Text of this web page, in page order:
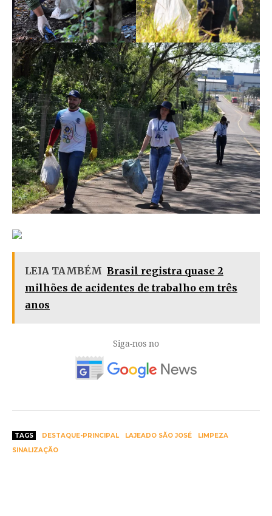
LEIA TAMBÉM Brasil registra quase 2
milhões de acidentes de trabalho em três
anos
Siga-nos no
TAGS DESTAQUE-PRINCIPAL LAJEADO SÃO JOSÉ
LIMPEZA
SINALIZAÇÃO